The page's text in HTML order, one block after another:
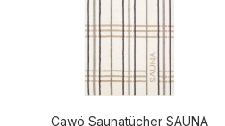
Cawö Saunatücher SAUNA